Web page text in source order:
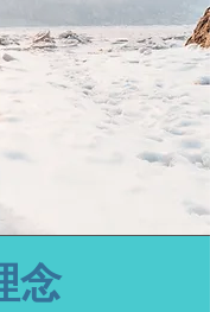
交渉では、不当な休職
提出、私物返却につい
ませんでした。その理
の3つが挙げられま
自らの失策を是として
示したため。 ２．組合
して不誠実な反応を返
最終決定を下せる社長
め。 理由のすべてに大
当事者意識」が欠けて
は、団体交渉に望んで
念